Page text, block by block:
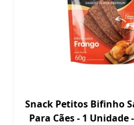
Snack Petitos Bifinho
Para Cães - 1 Unidade